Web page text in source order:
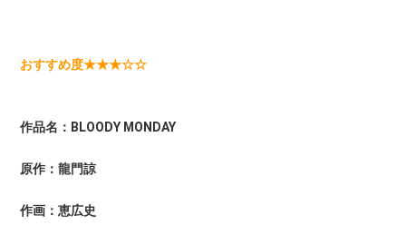
おすすめ度★★★☆☆
作品名：BLOODY MONDAY
原作：龍門諒
作画：恵広史